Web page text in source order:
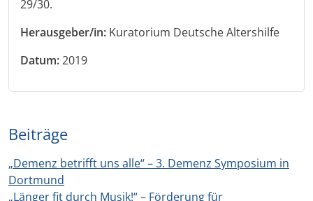
29/30.
Herausgeber/in: Kuratorium Deutsche Altershilfe
Datum:2019
Beiträge
„Demenz betrifft uns alle“ – 3. Demenz Symposium in
Dortmund
„Länger fit durch Musik!“ – Förderung für